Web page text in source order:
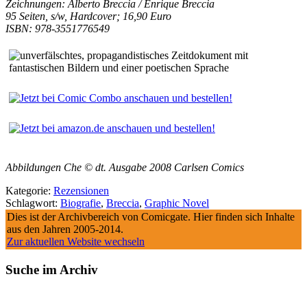
Zeichnungen: Alberto Breccia / Enrique Breccia
95 Seiten, s/w, Hardcover; 16,90 Euro
ISBN: 978-3551776549
Abbildungen Che © dt. Ausgabe 2008 Carlsen Comics
Kategorie: Rezensionen
Schlagwort: Biografie, Breccia, Graphic Novel
Dies ist der Archivbereich von Comicgate. Hier finden sich Inhalte
aus den Jahren 2005-2014.
Zur aktuellen Website wechseln
Suche im Archiv